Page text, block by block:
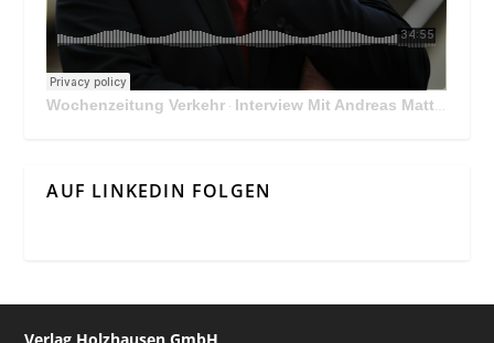
Wochenzeitung Verkehr · Interview Mit Andreas Matthä, CEO der ÖBB Holding
AUF LINKEDIN FOLGEN